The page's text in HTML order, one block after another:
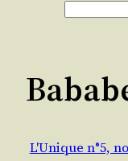
L'Unique n°5,